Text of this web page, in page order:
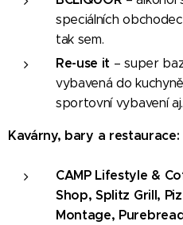
speciálních
tak sem. 😊
Re-use it – super
vybavená do
sportovní vybavení aj.
Kavárny, bary a restaurace:​
CAMP Lifestyle &
Shop,Splitz Grill,
Montage,